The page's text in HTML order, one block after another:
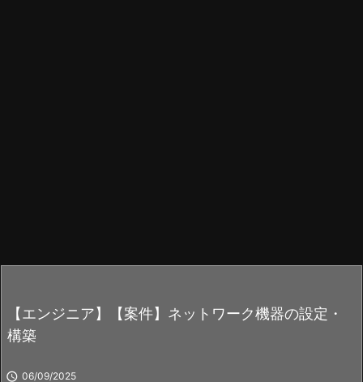
【エンジニア】【案件】ネットワーク機器の設定・
構築
 06/09/2025